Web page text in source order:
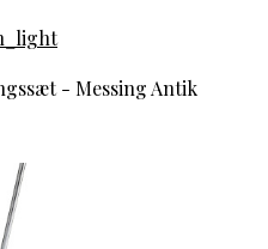
- Messing Antik